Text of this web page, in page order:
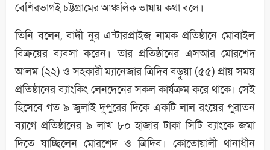
বেশিরভাগই চট্টগ্রামের আঞ্চলিক ভাষায় কথা বলে।
তিনি বলেন, বাদী নুর এন্টারপ্রাইজ নামক প্রতিষ্ঠানে মোবাইল
বিক্রয়ের ব্যবসা করেন। তার প্রতিষ্ঠানের এসআর মোরশেদ
আলম (২২) ও সহকারী ম্যানেজার ত্রিদিব বড়ুয়া (৫৫) প্রায় সময়
প্রতিষ্ঠানের ব্যাংকিং লেনদেনের সকল কার্যক্রম করে থাকে। সেই
হিসেবে গত ৯ জুলাই দুপুরের দিকে একটি লাল রংয়ের পুরাতন
ব্যাগে প্রতিষ্ঠানের ৯ লাখ ৮০ হাজার টাকা সিটি ব্যাংকে জমা
দিতে যাচ্ছিলেন মোরশেদ ও ত্রিদিব। কোতোয়ালী থানাধীন